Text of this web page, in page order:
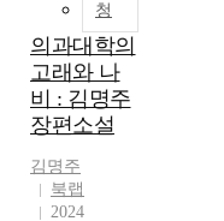
청
의과대학의
고래와 나
비 : 김명주
장편소설
김명주
북랩
2024